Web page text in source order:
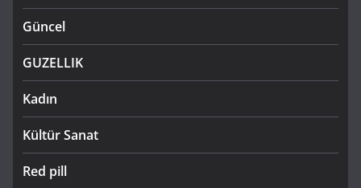
Güncel
GUZELLIK
Kadın
Kültür Sanat
Red pill